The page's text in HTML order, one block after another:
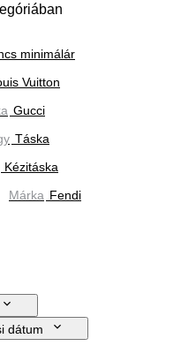
minimálár
Vuitton
Gucci
Táska
Kézitáska
Márka Fendi
dátum